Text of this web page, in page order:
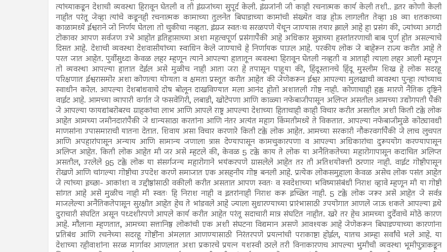
त्यांच्याकडून देशाची व्यवस्था हिरावून घेतली व ती इंग्रजांच्या सुपूर्द केली. इंग्रजांनी जी काही रचनात्मक कार्य केली तशी.. इतर कोणी केली
नाहीत परंतू जेव्हा त्यांचे कडूनही रचनात्मक कामाच्या तुलनेत बिघाडाच्या कामांची संख्येत वाढ होऊ लागलीत तेव्हा 18 व्या शतकाच्या
काळामध्ये ईश्वराने जो निर्णय घेतला तो चुकीचा नव्हता. इंग्रज स्वतःच सरळपणे येथून जाण्यास तयार झाले आहे हा प्रसंग की, ज्यांच्या अगदी
टोकावर आपण सर्वजण उभे आहोत इतिहासाच्या अशा महत्वपूर्ण प्रसंगापैकी आहे अधिकार सुत्राच्या हस्तांतरणाची बाब पुर्ण होत असल्याचे
दिसत आहे. देशाची व्यवस्था देशवासीयांच्या स्वाधिन केले जाण्याचे हे निर्णायक पाउल आहे. परकीय लोक जे बाहेरून राज्य करीत आहे ते
परत जात आहेत. पुर्वीसुध्दा केवळ लहर म्हणून त्याने आपल्या हातातून व्यवस्था हिरावून घेतली नव्हती व आताही त्याला लहर आली म्हणून
तो व्यवस्था आपल्या हातात देईल असे मुळीच नाही आता जरा हे तपासून पाहूया की, हिंदूस्तानचे हिंदू मुस्लीम शिख हे लोक सदरहू
परिक्षणात ईश्वरासमोर अशा कोणत्या योग्यता व क्षमता प्रस्तूत करीत आहेत की जेणेकरून ईश्वर आपल्या मुलखाची व्यवस्था पुन्हा त्यांच्याच
स्वाधीन करेल. आपल्या देशबांधवाचे दोष बोलून दाखविण्यात मला आनंद होतो अशातली गोष्ट नाही. कोणाचाही हक्क मारणे नैतिक दृष्टिने
वाईट आहे. आमच्या व्यापारी वर्गात जे फसवेगिरी, लबाडी, खोटेपणा आणि काळ्या नफेबाजीपासून अलिप्त असतील आमच्या उद्योगपती पैकी
जे आपल्या फायद्यांबरोबरच ग्राहकांचा लाभ आणि आपले राष्ट्र आपल्या देशाच्या हिताचाही काही विचार करीत असतील अशी किती टक्के लोक
आहेत आमच्या जमीनदारांपैकी जे धान्यसाठा करतांना आणि नंतर अत्यंत महाग किंमतीमध्ये ते विकतात. आपल्या नफेबाजीमुळे कोट्यावधी
माणसांना उपासमाराची यातना देतात. शिवाय असा विचार करणारे किती टक्के लोक आहेत. आमच्या सरकारी नौकरवर्गापैकी जे लाच लुचपत
आणि अपहारांपासून अन्याय आणि सामान्य जणाला त्रास देण्यापासून कामचुकारपणा व आपल्या अधिकारांचा दुरूपयोग करण्यापासून
अलिप्त आहेत. किती लोक आहेत मी जर असे म्हटले की, केवळ 5 टक्के काय ते लोक या अनैतिकतेच्या महारोगापासून कदाचित अलिप्त
असतील, उरलेले 95 टक्के लोक या संसर्गजन्य महारोगाने भयंकरपणे ग्रासलेले आहेत तर ती अतिशयोक्ती ठरणार नाही. वाईट गोष्टीपासून
रोखणे आणि चांगल्या गोष्टीचा उपदेश करणे समाजात एक असहनीय गोष्ट बनली आहे. प्रत्येक लोकसमुहाला केवळ असेच लोक पसंत आहेत
जे त्यांच्या इच्छा- आकांशा व उद्दीष्ठांसाठी वकीली करीत असतात आपण स्वतः व स्वदेशाच्या भविष्यासंबंधी निराश व्हावे म्हणून मी या गोष्टी
सांगत आहे असे मुळीच नाही मी स्वतः हि निराश नाही व इतरांनाही निराश करू इच्छित नाही. 5 टक्के लोक जरूर असे आहेत जे सर्वत्र
माजलेल्या अनैतिकतेपासून सुरक्षीत आहेत हेच ते भांडवले आहे ज्याला सुधारण्याच्या प्रारंभासाठी उपयोगात आणले जाऊ शकते आपल्या इथे
दुराचारी संघटित असून पध्दशीरपणे आपले कार्य करीत आहेत परंतू सदाचारी मात्र संघटित नाहीत. खरे तर हेच आमच्या दुर्देवाचे मोठे कारण
आहे. मौलाना म्हणतात, आमच्या सत्तानिष्ठ लोकांची एक अशी संघटना विद्यमान असणे आवश्यक आहे जेणेकरून बिघाडण्याच्या कारणांना
प्रतिबंध आणि रचनेच्या सदरहू गोष्टींना अंमलात आणण्यासाठी निरंतरपणे प्रयत्नांची पराकाष्टा होईल, यातच आम्हा सर्वांचे भले आहे. या
देशाच्या रहीवाशांना सरळ मार्गावर आणलात अशा प्रकारचे प्रयत्न यशस्वी ठरले तरी विनाकारणच आपल्या भुमीची व्यवस्था भूमीपुत्राकडून